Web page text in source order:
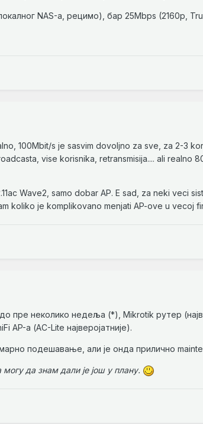
NAS-а, рецимо), бар 25Mbps (2160p,
100Mbit/s je sasvim dovoljno za sve, za 2-3
vise korisnika, retransmisija.... ali realno
Wave2, samo dobar AP. E sad, za neki veci
koliko je komplikovano menjati AP-ove u vecoj
пре неколико недеља (*), Mikrotik рутер
AP-а (AC-Lite најверојатније).
подешавање, али је онда прилично
да знам дали је још у плану.